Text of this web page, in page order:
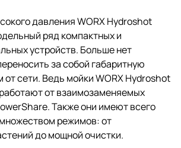
давления WORX Hydroshot
ряд компактных и
устройств. Больше нет
за собой габаритную
от сети. Ведь мойки WORX Hydroshot
от взаимозаменяемых
Также они имеют всего
режимов: от
до мощной очистки.